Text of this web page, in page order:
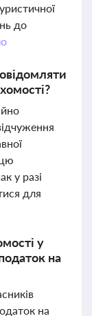
до
у разі
для
у
на
на